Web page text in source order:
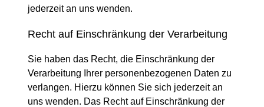
jederzeit an uns wenden.
Recht auf Einschränkung der Verarbeitung
Sie haben das Recht, die Einschränkung der
Verarbeitung Ihrer personenbezogenen Daten zu
verlangen. Hierzu können Sie sich jederzeit an
uns wenden. Das Recht auf Einschränkung der